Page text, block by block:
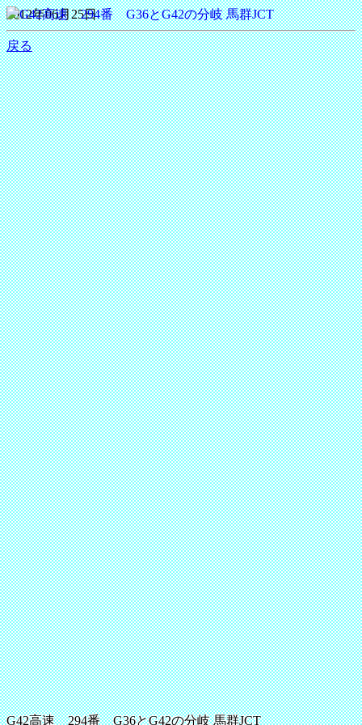
G42高速 294番 G36とG42の分岐 馬群JCT
2012年06月25日
戻る